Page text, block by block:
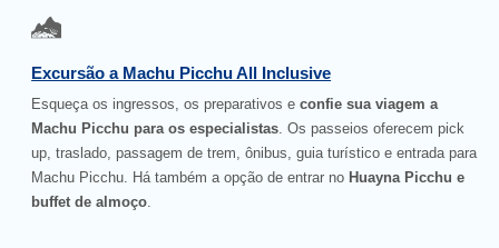
Excursão a Machu Picchu All Inclusive
Esqueça os ingressos, os preparativos e confie sua viagem a
Machu Picchu para os especialistas. Os passeios oferecem pick
up, traslado, passagem de trem, ônibus, guia turístico e entrada para
Machu Picchu. Há também a opção de entrar no Huayna Picchu e
buffet de almoço.